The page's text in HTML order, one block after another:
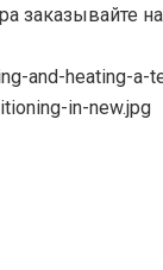
заказывайте на